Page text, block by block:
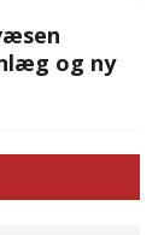
og ny